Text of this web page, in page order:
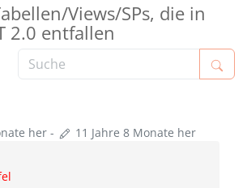
Views/SPs, die in
2.0 entfallen
her -
11 Jahre 8 Monate her